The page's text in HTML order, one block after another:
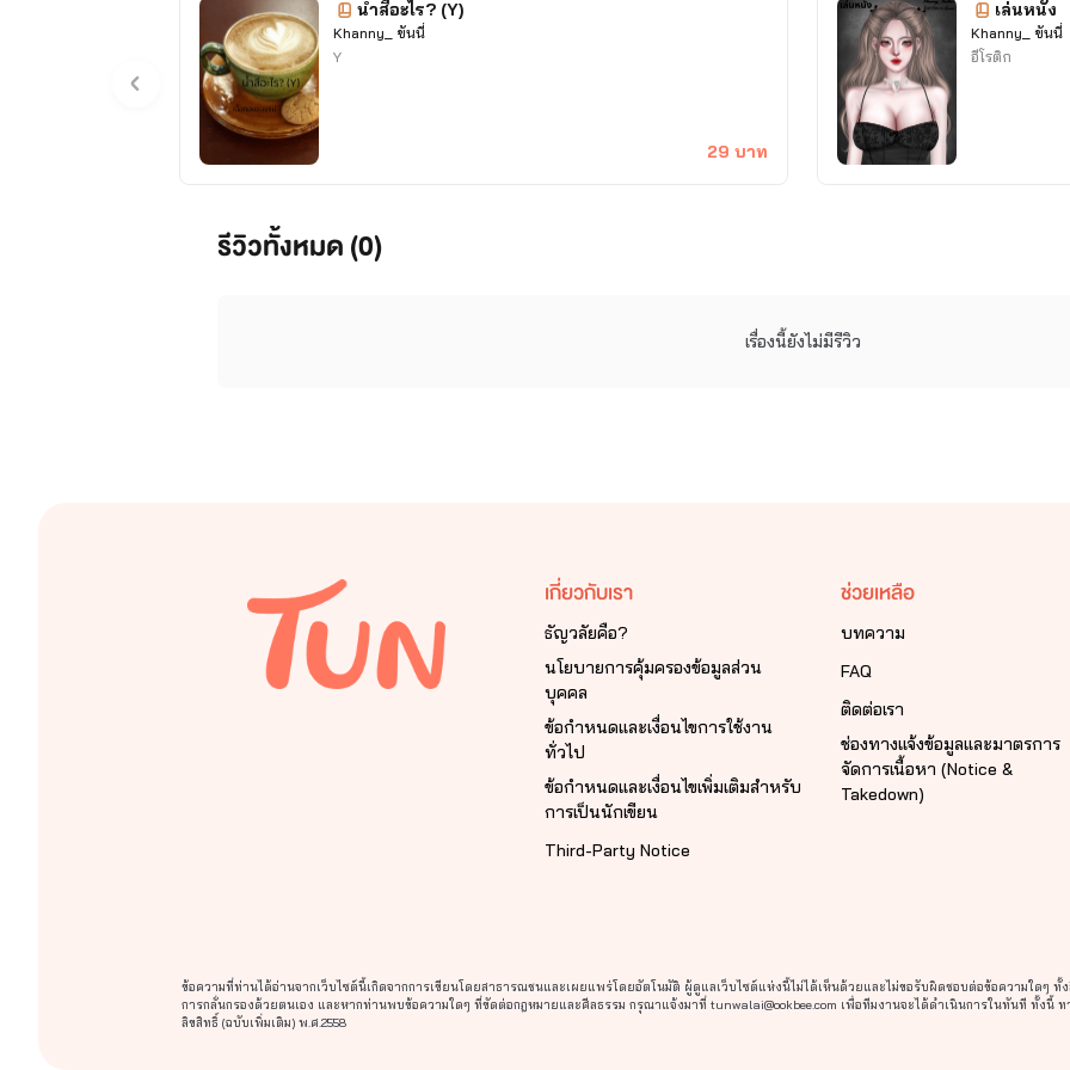
💚 รักนี้ลิขิตเองเหมือนฝัน
งดอัป❌ Playboy and Playgirl [On Air Now]
สายเล.วต้องทางนี้ ❤️
🌈 SET ซีรีส์ซิง 🤍
น้ำสีอะไร? (Y)
Khanny_ ขันนี่
Y
29 บาท
เล่นหนัง
Khanny_ ขันนี่
อีโรติก
รีวิวทั้งหมด (0)
เรื่องนี้ยังไม่มีรีวิว
เกี่ยวกับเรา
ธัญวลัยคือ?
นโยบายการคุ้มครองข้อมูลส่วน
บุคคล
ข้อกำหนดและเงื่อนไขการใช้งาน
ทั่วไป
ข้อกำหนดและเงื่อนไขเพิ่มเติมสำหรับ
การเป็นนักเขียน
Third-Party Notice
ช่วยเหลือ
บทความ
FAQ
ติดต่อเรา
ช่องทางแจ้งข้อมูลและมาตรการ
จัดการเนื้อหา (Notice &
Takedown)
ข้อความที่ท่านได้อ่านจากเว็บไซต์นี้เกิดจากการเขียนโดยสาธารณชนและเผยแพร่โดยอัตโนมัติ ผู้ดูแลเว็บไซต์แห่งนี้ไม่ได้เห็นด้วยและไม่ขอรับผิดชอบต่อข้อความใดๆ
การกลั่นกรองด้วยตนเอง และหากท่านพบข้อความใดๆ ที่ขัดต่อกฎหมายและศีลธรรม กรุณาแจ้งมาที่ tunwalai@ookbee.com เพื่อทีมงานจะได้ดำเนินการในทันที ทั้งนี้
ลิขสิทธิ์ (ฉบับเพิ่มเติม) พ.ศ.2558